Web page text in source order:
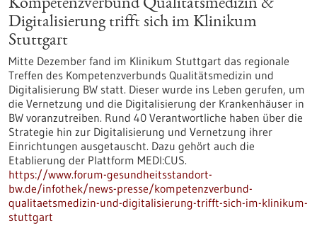
Kompetenzverbund Qualitätsmedizin &
Digitalisierung trifft sich im Klinikum
Stuttgart
Mitte Dezember fand im Klinikum Stuttgart das regionale
Treffen des Kompetenzverbunds Qualitätsmedizin und
Digitalisierung BW statt. Dieser wurde ins Leben gerufen, um
die Vernetzung und die Digitalisierung der Krankenhäuser in
BW voranzutreiben. Rund 40 Verantwortliche haben über die
Strategie hin zur Digitalisierung und Vernetzung ihrer
Einrichtungen ausgetauscht. Dazu gehört auch die
Etablierung der Plattform MEDI:CUS.
https://www.forum-gesundheitsstandort-
bw.de/infothek/news-presse/kompetenzverbund-
qualitaetsmedizin-und-digitalisierung-trifft-sich-im-klinikum-
stuttgart